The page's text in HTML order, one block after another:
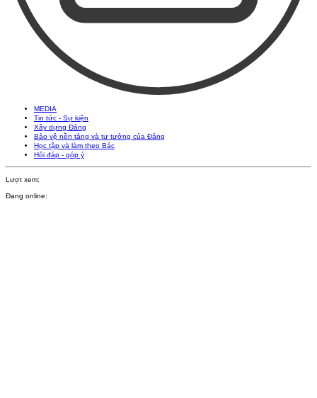
MEDIA
Tin tức - Sự kiện
Xây dựng Đảng
Bảo vệ nền tảng và tư tưởng của Đảng
Học tập và làm theo Bác
Hỏi đáp - góp ý
Lượt xem:
Đang online: